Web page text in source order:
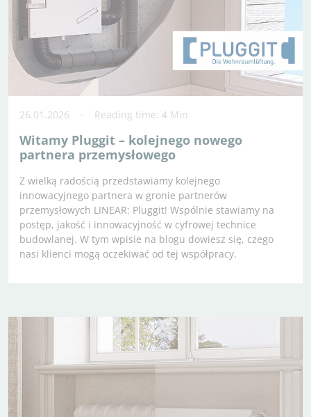
26.01.2026 Reading time: 4 Min
Witamy Pluggit – kolejnego nowego
partnera przemysłowego
Z wielką radością przedstawiamy kolejnego
innowacyjnego partnera w gronie partnerów
przemysłowych LINEAR: Pluggit! Wspólnie stawiamy na
postęp, jakość i innowacyjność w cyfrowej technice
budowlanej. W tym wpisie na blogu dowiesz się, czego
nasi klienci mogą oczekiwać od tej współpracy.